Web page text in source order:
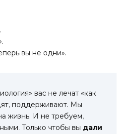
вы не одни».
вас не лечат «как
поддерживают. Мы
жизнь. И не требуем,
Только чтобы вы дали